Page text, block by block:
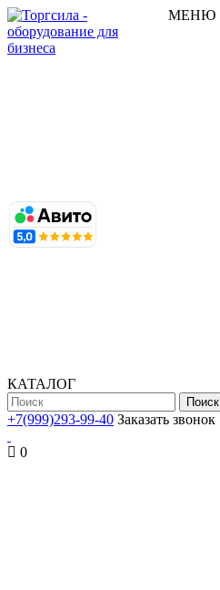
МЕНЮ
КАТАЛОГ
Поиск
+7(999)293-99-40 Заказать звонок
0